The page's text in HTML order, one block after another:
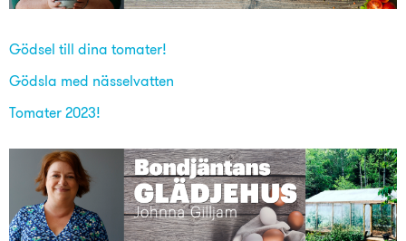
Gödsel till dina tomater!
Gödsla med nässelvatten
Tomater 2023!